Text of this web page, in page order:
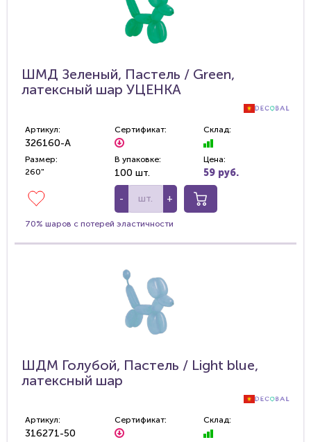
ШМД Зеленый, Пастель / Green,
латексный шар УЦЕНКА
Артикул:
326160-A
Сертификат: Склад:
Размер:
260"
В упаковке:
100 шт.
Цена:
59 руб.
- +
70% шаров с потерей эластичности
ШДМ Голубой, Пастель / Light blue,
латексный шар
Артикул:
316271-50
Сертификат: Склад: